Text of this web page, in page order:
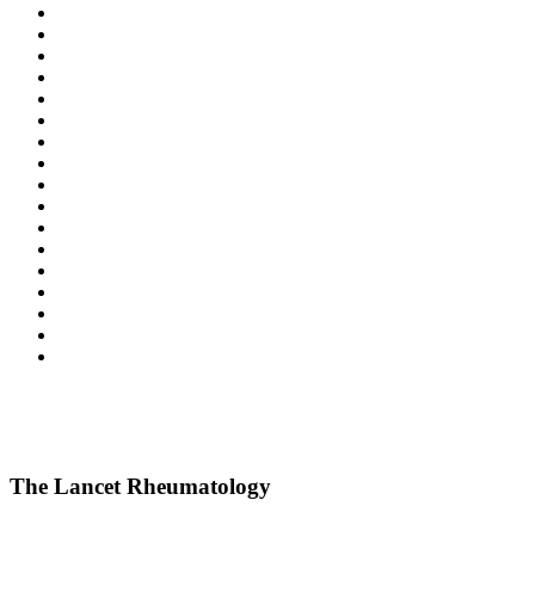
The Lancet Rheumatology